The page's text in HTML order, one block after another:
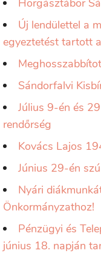
Horgásztábor
Új lendülettel a
egyeztetést tartott
Sándorfalvi
Július 9-én és
rendőrség
Kovács Lajos
Június 29-én
Nyári
Önkormányzathoz!
Pénzügyi és
június 18. napján